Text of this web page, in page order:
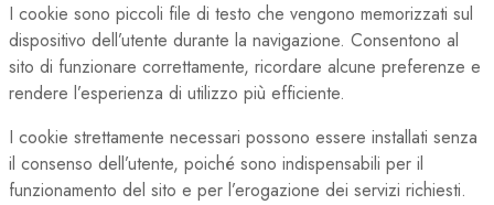
I cookie sono piccoli file di testo che vengono memorizzati sul
dispositivo dell’utente durante la navigazione. Consentono al
sito di funzionare correttamente, ricordare alcune preferenze e
rendere l’esperienza di utilizzo più efficiente.
I cookie strettamente necessari possono essere installati senza
il consenso dell’utente, poiché sono indispensabili per il
funzionamento del sito e per l’erogazione dei servizi richiesti.